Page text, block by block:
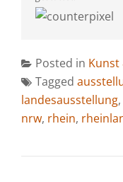
Posted in
Tagged
landesausstellung,
nrw, rhein,